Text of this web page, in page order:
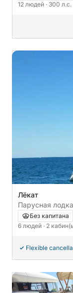
12 людей · 300 л.с.
Лёкат
Парусная
Без капитана
6 людей · 2
Flexible